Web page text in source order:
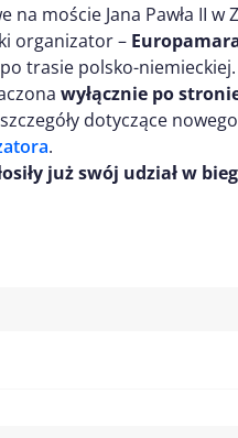
na moście Jana Pawła II
organizator –
trasie polsko-niemieckiej.
wyłącznie po
dotyczące
.
już swój udział w